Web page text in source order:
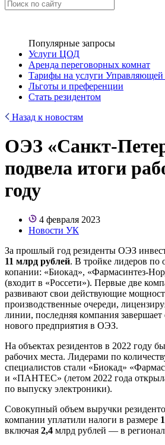
Популярные запросы
Услуги ЦОД
Аренда переговорных комнат
Тарифы на услуги Управляющей
Льготы и преференции
Стать резидентом
Назад к новостям
ОЭЗ «Санкт-
подвела итоги
году
4 февраля 2023
Новости УК
За прошлый год резиденты ОЭЗ
11 млрд рублей. В тройке лидеров по
копании: «Биокад», «Фармасинтез-
(входит в «Россети»). Первые две
развивают свои действующие
производственные очереди,
линии, последняя компания завершает
нового предприятия в ОЭЗ.
На объектах резидентов в 2022 году
рабочих места. Лидерами по
специалистов стали «Биокад»
и «ПАНТЕС» (летом 2022 года
по выпуску электроники).
Совокупный объем выручки
компании уплатили налоги в размере
включая 2,4 млрд рублей — в